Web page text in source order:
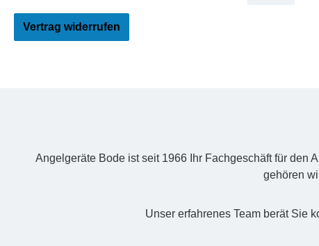
Vertrag widerrufen
Angelgeräte Bode ist seit 1966 Ihr Fachgeschäft für den
gehören
Unser erfahrenes Team berät Sie